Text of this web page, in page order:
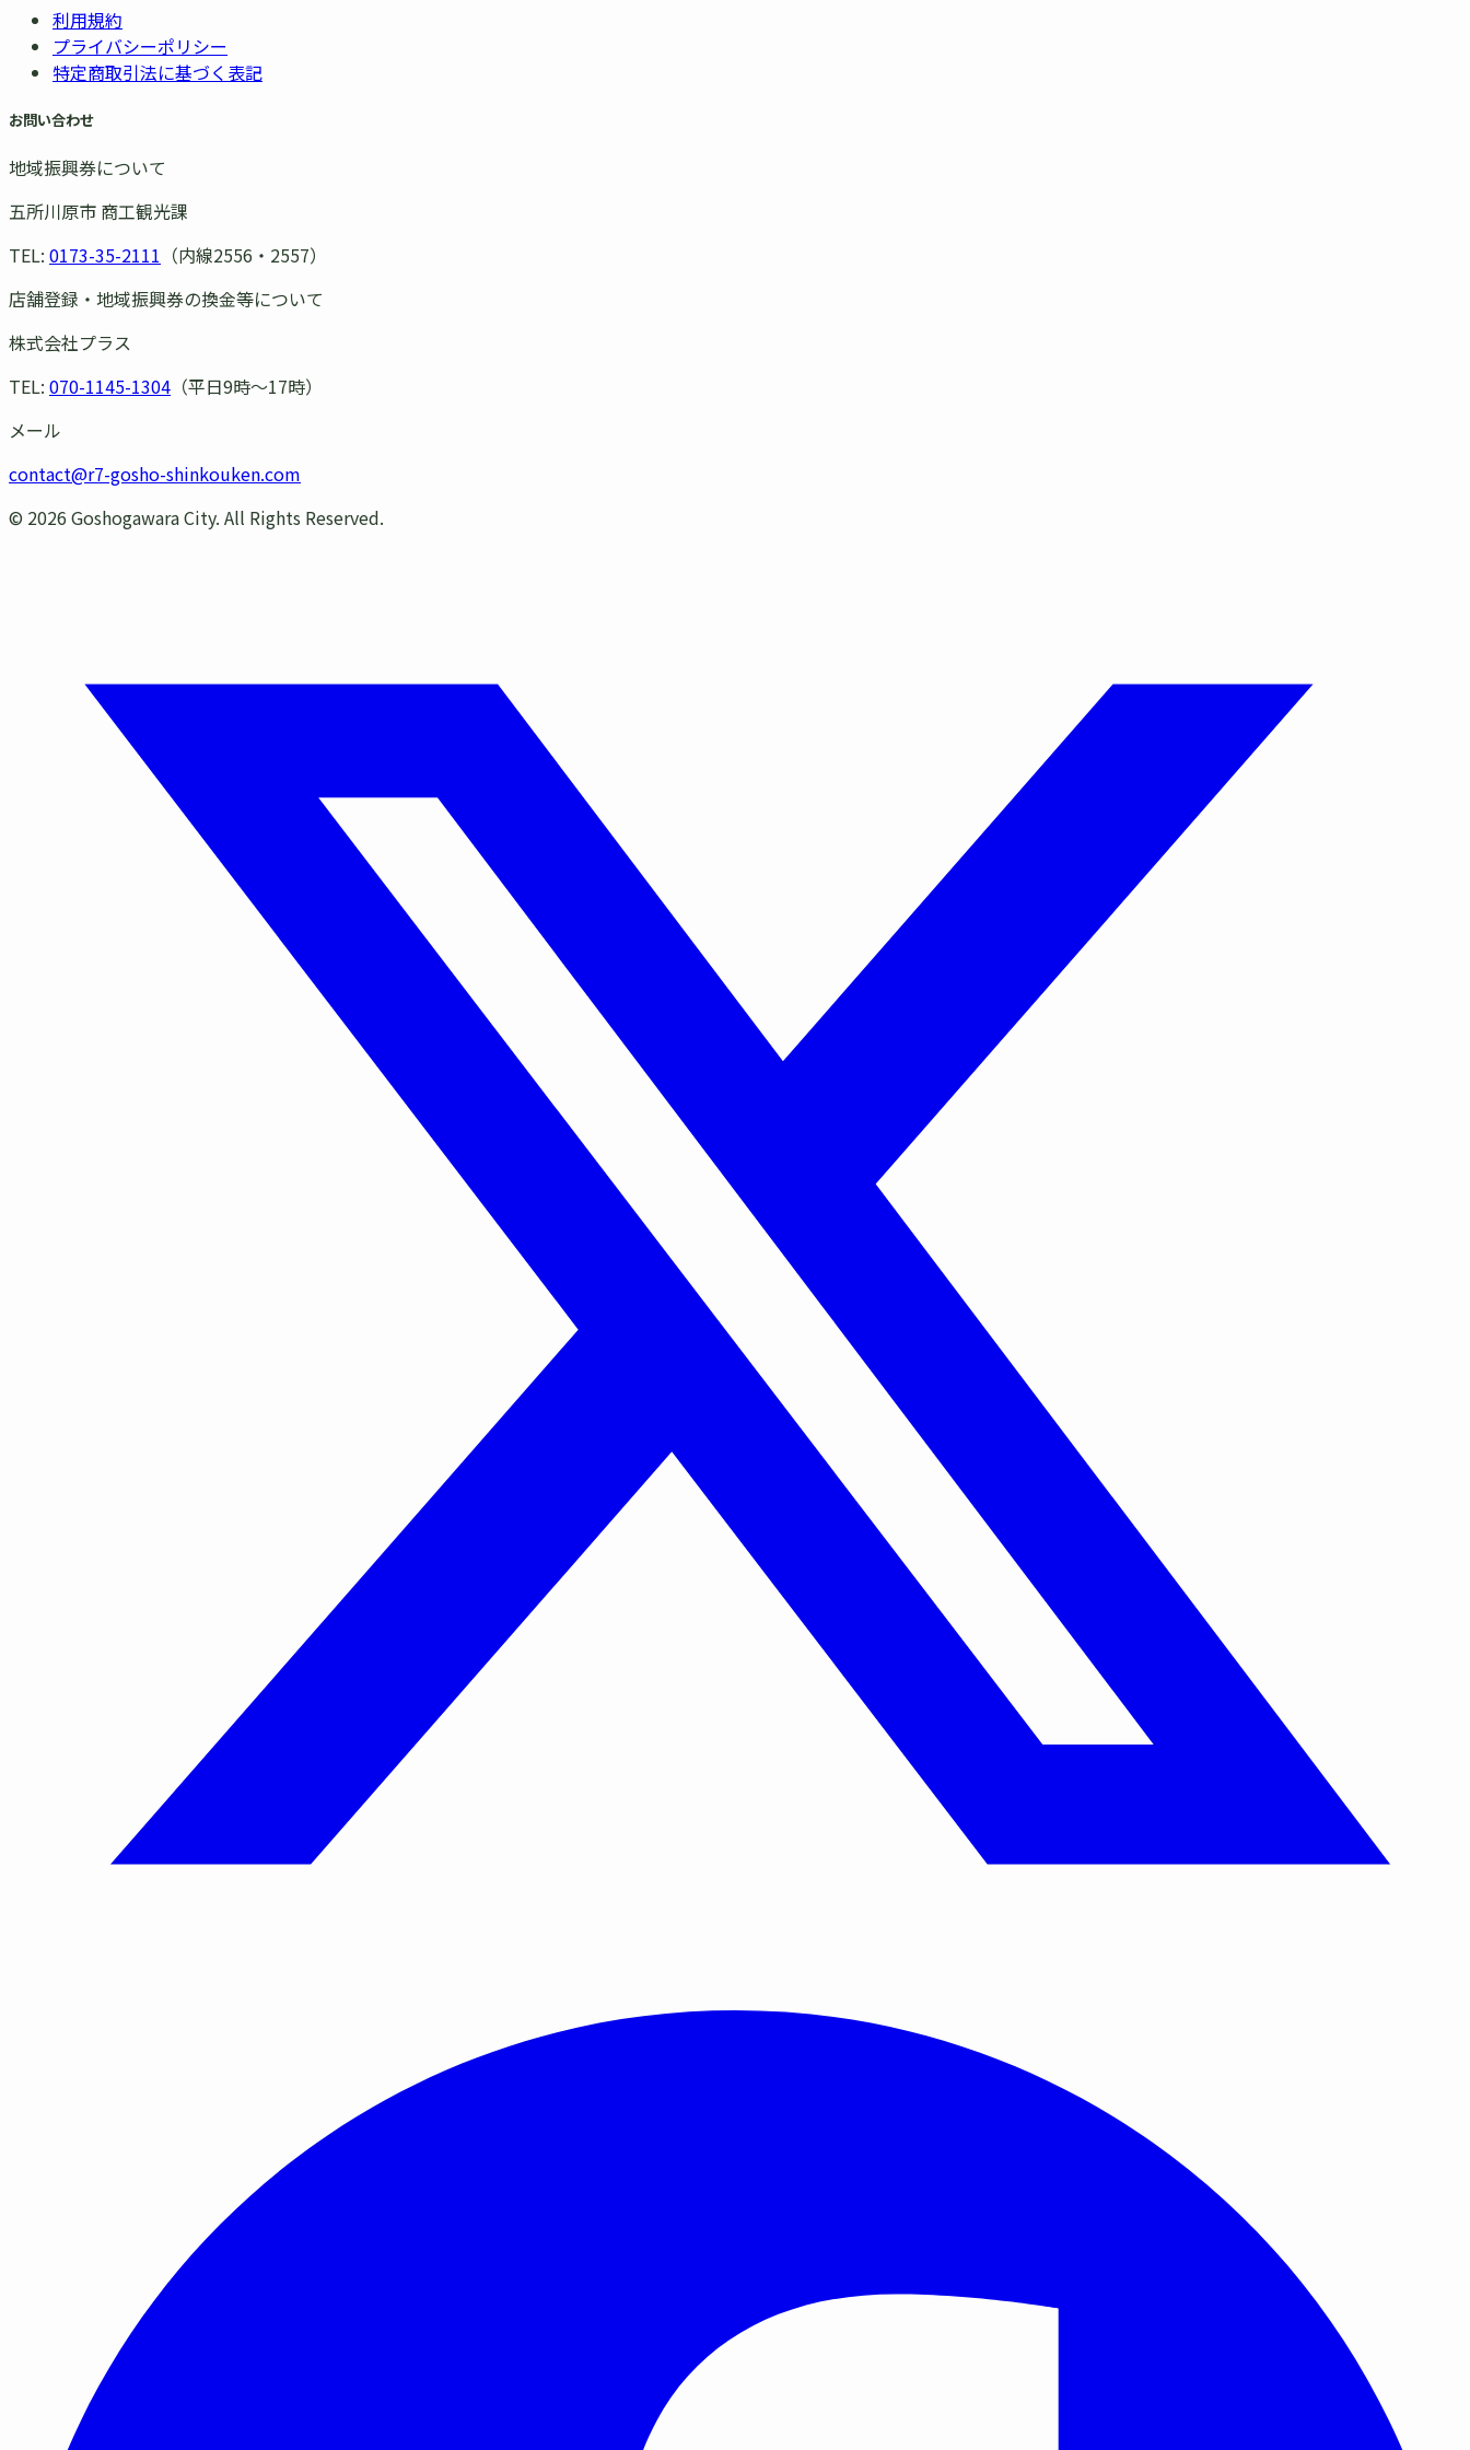
利用規約
プライバシーポリシー
特定商取引法に基づく表記
お問い合わせ
地域振興券について
五所川原市 商工観光課
TEL: 0173-35-2111 （内線2556・2557）
店舗登録・地域振興券の換金等について
株式会社プラス
TEL: 070-1145-1304 （平日9時〜17時）
メール
contact@r7-gosho-shinkouken.com
© 2026 Goshogawara City. All Rights Reserved.